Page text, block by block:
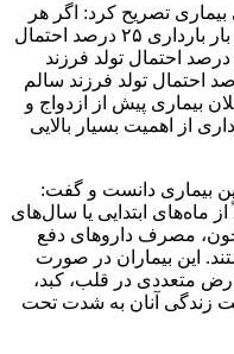
بیماری تصریح کرد: اگر هر
دو والد ناقل ژن تالاسمی باشند، در هر بار بارداری ۲۵ درصد احتمال
تولد فرزند مبتلا به تالاسمی ماژور، ۵۰ درصد احتمال تولد فرزند
مبتلا به تالاسمی مینور و ۲۵ درصد احتمال تولد فرزند سالم
بیماری پیش از ازدواج و
از اهمیت بسیار بالایی
بیماری دانست و گفت:
ماه‌های ابتدایی یا سال‌های
مصرف داروهای دفع
این بیماران در صورت
متعددی در قلب، کبد،
زندگی آنان به شدت تحت